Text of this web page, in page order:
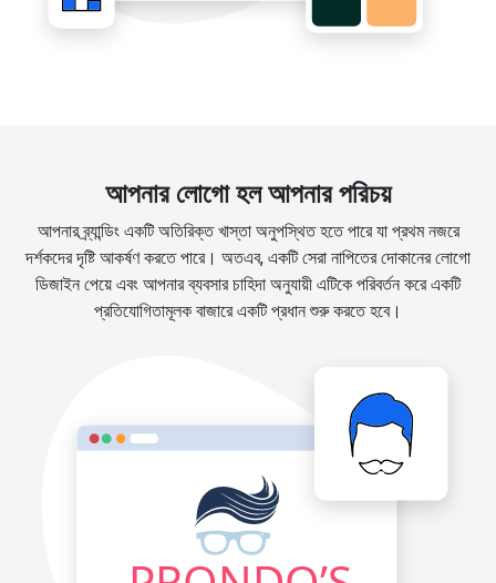
আপনার লোগো হল আপনার পরিচয়
আপনার ব্র্যান্ডিং একটি অতিরিক্ত খাস্তা অনুপস্থিত হতে পারে যা প্রথম নজরে
দর্শকদের দৃষ্টি আকর্ষণ করতে পারে। অতএব, একটি সেরা নাপিতের দোকানের লোগো
ডিজাইন পেয়ে এবং আপনার ব্যবসার চাহিদা অনুযায়ী এটিকে পরিবর্তন করে একটি
প্রতিযোগিতামূলক বাজারে একটি প্রধান শুরু করতে হবে।